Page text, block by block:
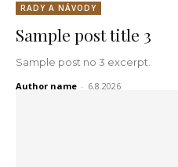
RADY A NÁVODY
Sample post title 3
Sample post no 3 excerpt.
Author name - 6.8.2026